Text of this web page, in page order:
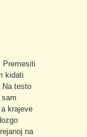
Premesiti
kidati
Na testo
krajeve
na